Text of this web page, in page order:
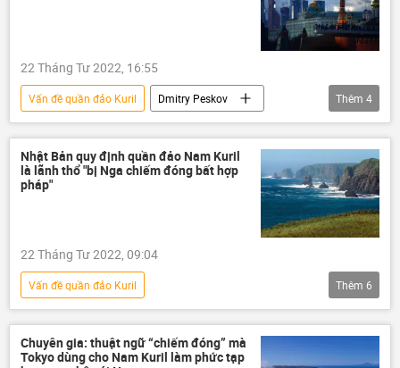
22 Tháng Tư 2022, 16:55
Vấn đề quần đảo Kuril
Dmitry Peskov
Nga
Nhật Bản
đàm phán
Thế giới
Thêm 4
Nhật Bản quy định quần đảo Nam Kuril
là lãnh thổ "bị Nga chiếm đóng bất hợp
pháp"
22 Tháng Tư 2022, 09:04
Vấn đề quần đảo Kuril
Chiến dịch quân sự đặc biệt tại Ukraina
Chính trị
Nhật Bản
Nga
Ukraina
Thêm 6
Chuyên gia: thuật ngữ “chiếm đóng” mà
Tokyo dùng cho Nam Kuril làm phức tạp